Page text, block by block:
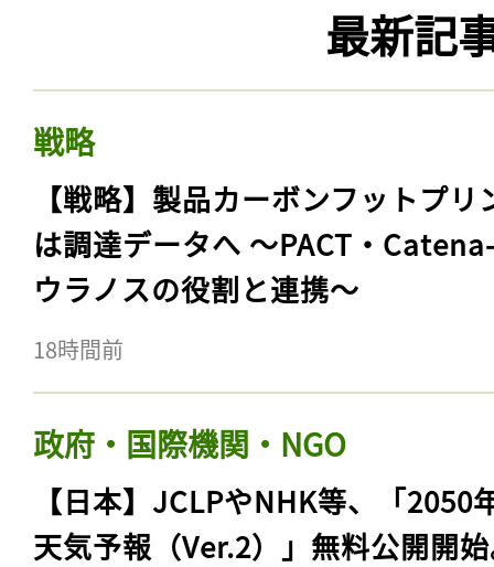
最新記
戦略
【戦略】製品カーボンフットプリ
は調達データへ 〜PACT・
ウラノスの役割と連携〜
18時間前
政府・国際機関・NGO
【日本】JCLPやNHK等、「2050
天気予報（Ver.2）」無料公開開